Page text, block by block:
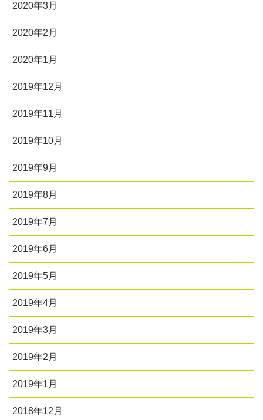
2020年3月
2020年2月
2020年1月
2019年12月
2019年11月
2019年10月
2019年9月
2019年8月
2019年7月
2019年6月
2019年5月
2019年4月
2019年3月
2019年2月
2019年1月
2018年12月